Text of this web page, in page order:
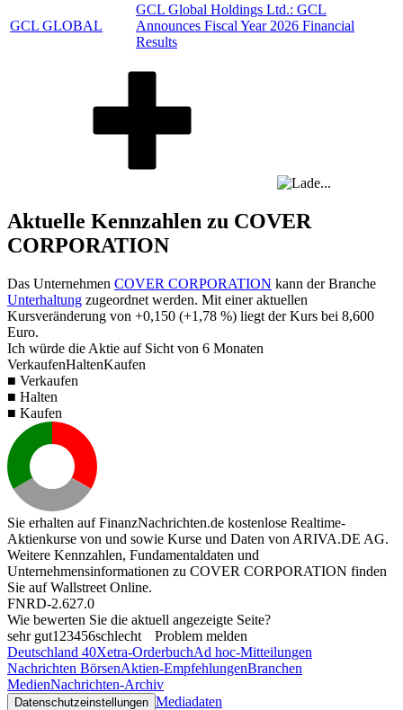
GCL GLOBAL
GCL Global Holdings Ltd.: GCL
Announces Fiscal Year 2026 Financial
Results
Aktuelle Kennzahlen zu COVER
CORPORATION
Das Unternehmen COVER CORPORATION kann der Branche
Unterhaltung zugeordnet werden. Mit einer aktuellen
Kursveränderung von +0,150 (+1,78 %) liegt der Kurs bei 8,600
Euro.
Ich würde die Aktie auf Sicht von 6 Monaten
VerkaufenHaltenKaufen
■ Verkaufen
■ Halten
■ Kaufen
Sie erhalten auf FinanzNachrichten.de kostenlose Realtime-
Aktienkurse von und sowie Kurse und Daten von ARIVA.DE AG.
Weitere Kennzahlen, Fundamentaldaten und
Unternehmensinformationen zu COVER CORPORATION finden
Sie aufWallstreet Online.
FNRD-2.627.0
Wie bewerten Sie die aktuell angezeigte Seite?
sehr gut1 23456schlecht
Problem melden
Deutschland 40Xetra-OrderbuchAd hoc-Mitteilungen
Nachrichten BörsenAktien-EmpfehlungenBranchen
MedienNachrichten-Archiv
Datenschutzeinstellungen Mediadaten